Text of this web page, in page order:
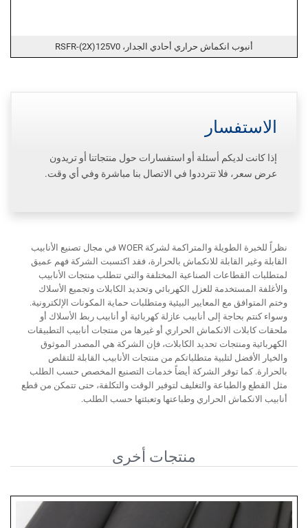
أنبوب انكماش حراري أحادي الجدار، RSFR-(2X)125V0
الاستفسار
إذا كانت لديكم أسئلة أو استفسارات حول منتجاتنا أو تريدون
عرض سعر، فلا تترددوا في الاتصال بنا مباشرة وفي أي وقت.
نظراً للخبرة الطويلة والمتراكمة لشركة WOER في مجال تصنيع الأنابيب
القابلة وغير القابلة للانكماش بالحرارة، فقد اكتسبت الشركة فهم عميق
لمتطلبات القطاعات الصناعية المختلفة والتي تتطلب منتجات الأنابيب
والأغلفة المستخدمة للعزل الكهربائي وتحديد الكابلات وتجميع الأسلاك
وختم المتوافق مع المعايير البيئية ومتطلبات حماية المكونات الإلكترونية.
وسواء كنتم بحاجة إلى أنابيب عازلة كهربائية أو أنابيب ربط الأسلاك أو
ملحقات كابلات الانكماش الحراري أو غيرها من منتجات أنابيب التطبيقات
الكهربائية ومنتجات تحديد الكابلات، فإن الشركة هي المصدر الموثوق
والخيار الأفضل لتلبية متطلباتكم من منتجات الأنابيب القابلة للتقلص
بالحرارة. كما توفر الشركة أيضاً خدمات التصنيع المخصص حسب الطلب
مثل القطع والطباعة والتغليف لتوفير الوقت والتكلفة، حتى تتمكن من قطع
أنابيب الانكماش الحراري وطباعتها وتعبئتها حسب الطلب.
منتجات أخرى